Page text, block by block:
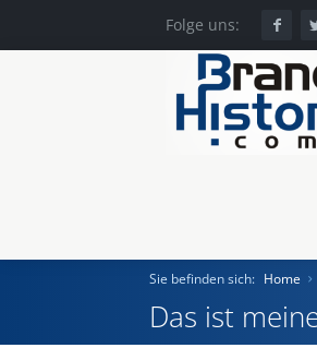
Folge uns:
Sie befinden sich: Home
Das ist